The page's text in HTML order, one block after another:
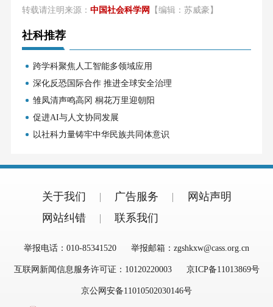
转载请注明来源： 中国社会科学网 【编辑：苏威豪】
社科推荐
跨学科聚焦人工智能多领域应用
深化反恐国际合作 推进全球安全治理
雏凤清声鸣高冈 桐花万里迎朝阳
促进AI与人文协同发展
以社科力量铸牢中华民族共同体意识
关于我们 广告服务
网站声明
网站纠错
联系我们
举报电话：010-85341520 举报邮箱：zgshkxw@cass.org.cn
互联网新闻信息服务许可证：10120220003 京ICP备11013869号
京公网安备11010502030146号